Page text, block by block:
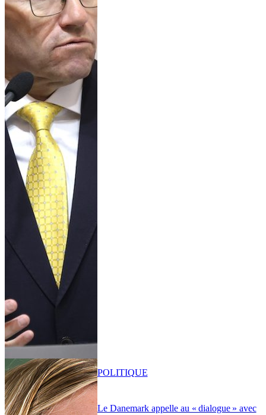
Le Danemark appelle au « dialogue » avec
POLITIQUE